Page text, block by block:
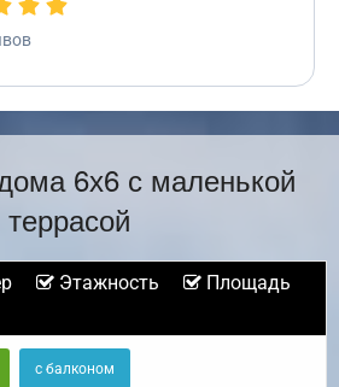
6х6 с маленькой
террасой
Этажность
Площадь
с балконом